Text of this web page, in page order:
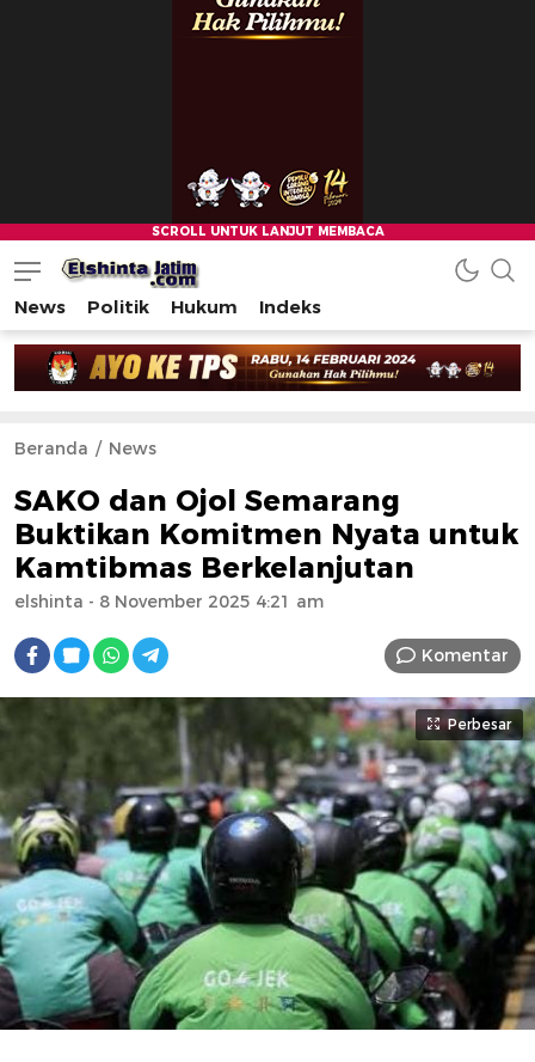
News Politik Hukum Indeks
Beranda News
SAKO dan Ojol Semarang
Buktikan Komitmen Nyata untuk
Kamtibmas Berkelanjutan
elshinta - 8 November 2025 4:21 am
Komentar
Perbesar